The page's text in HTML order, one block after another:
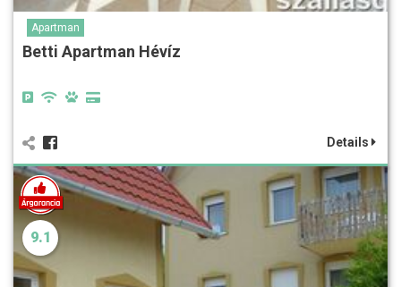
Apartman
Betti Apartman Hévíz
Details
9.1